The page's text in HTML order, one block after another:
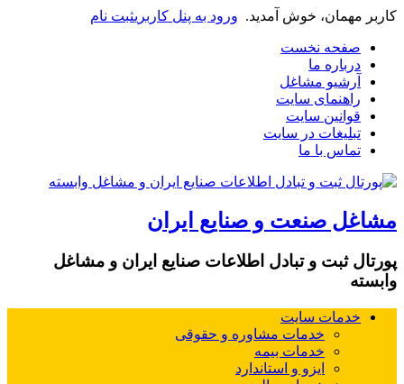
کاربر مهمان، خوش آمدید. ورود به پنل کاربریثبت نام
صفحه نخست
درباره ما
آرشیو مشاغل
راهنمای سایت
قوانین سایت
تبلیغات در سایت
تماس با ما
مشاغل صنعت و صنایع ایران
پورتال ثبت و تبادل اطلاعات صنایع ایران و مشاغل
وابسته
خدمات سایت
خدمات مشاوره و حقوقی
خدمات بیمه
ایزو و استاندارد